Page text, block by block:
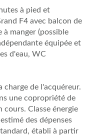
à pied et
F4 avec balcon de
à manger (possible
équipée et
d'eau, WC
charge de l'acquéreur.
une copropriété de
cours. Classe énergie
des dépenses
établi à partir